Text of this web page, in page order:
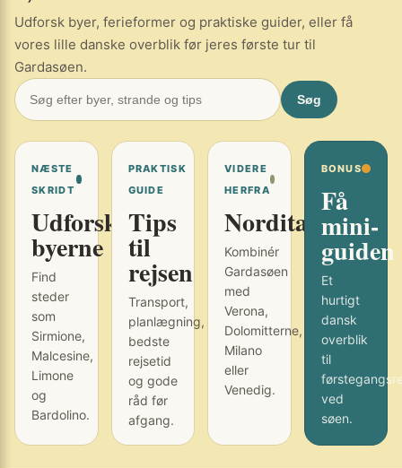
Udforsk byer, ferieformer og praktiske guider, eller få
vores lille danske overblik før jeres første tur til
Gardasøen.
Søg
NÆSTE
SKRIDT
Udforsk
byerne
Find
steder
som
Sirmione,
Malcesine,
Limone
og
Bardolino.
PRAKTISK
GUIDE
Tips
til
rejsen
Transport,
planlægning,
bedste
rejsetid
og gode
råd før
afgang.
VIDERE
HERFRA
Norditalien
Kombinér
Gardasøen
med
Verona,
Dolomitterne,
Milano
eller
Venedig.
BONUS
Få
mini-
guiden
Et
hurtigt
dansk
overblik
til
ved
søen.